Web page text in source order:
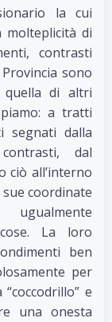
la cui
molteplicità di
contrasti
sono
quella di altri
a tratti
segnati dalla
dal
ciò all’interno
coordinate
La loro
ben
per
e
una onesta